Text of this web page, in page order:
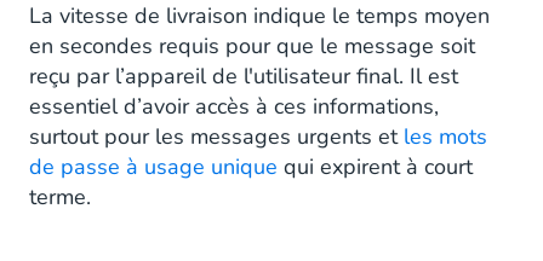
La vitesse de livraison indique le temps moyen
en secondes requis pour que le message soit
reçu par l’appareil de l'utilisateur final. Il est
essentiel d’avoir accès à ces informations,
surtout pour les messages urgents et les mots
de passe à usage unique qui expirent à court
terme.